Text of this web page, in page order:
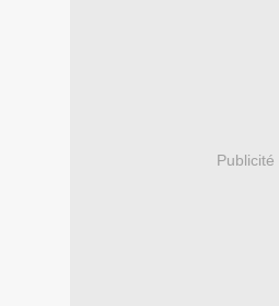
Publicité